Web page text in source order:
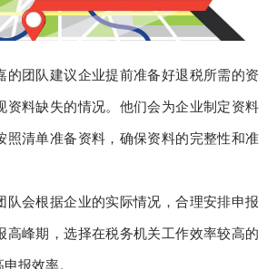
的团队建议企业提前准备好退税所需的资
资料缺失的情况。他们会为企业制定资料
照清单准备资料，确保资料的完整性和准
队会根据企业的实际情况，合理安排申报
高峰期，选择在税务机关工作效率较高的
报效率。